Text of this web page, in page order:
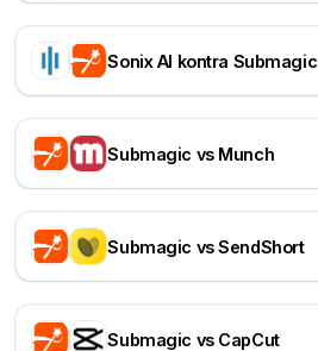
Sonix AI kontra Submagic
Submagic vs Munch
Submagic vs SendShort
Submagic vs CapCut